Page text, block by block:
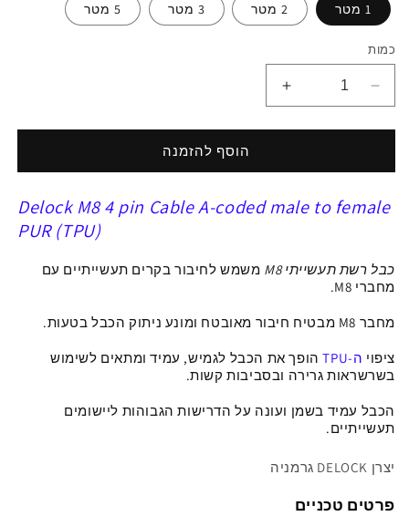
1 מטר 2 מטר 3 מטר 5 מטר
כמות
הפחתת
כמות
ל
רשת
תעשייתי
pin
A-
PUR
ז/נ
הגדלת
כמות
ל
רשת
תעשייתי
pin
PUR
ז/נ
הוסף להזמנה
Delock M8 4 pin Cable A-coded male to female
PUR (TPU)
כבל רשת תעשייתי M8 משמש לחיבור בקרים תעשייתיים עם
מחברי M8.
מחבר M8 מבטיח חיבור מאובטח ומונע ניתוק הכבל בטעות.
ציפוי ה-TPUהופך את הכבל לגמיש, עמיד ומתאים לשימוש
בשרשראות גרירה ובסביבות קשות.
הכבל עמיד בשמן ועונה על הדרישות הגבוהות ליישומים
תעשייתיים.
יצרן DELOCK גרמניה
פרטים טכניים